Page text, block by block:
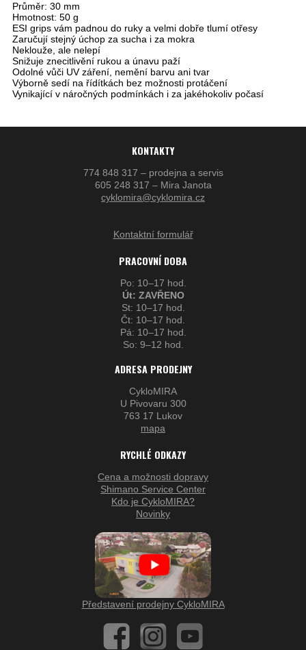
Průměr: 30 mm
Hmotnost: 50 g
ESI grips vám padnou do ruky a velmi dobře tlumí otřesy
Zaručují stejný úchop za sucha i za mokra
Neklouže, ale nelepí
Snižuje znecitlivění rukou a únavu paží
Odolné vůči UV záření, nemění barvu ani tvar
Výborně sedí na řídítkách bez možnosti protáčení
Vynikající v náročných podmínkách i za jakéhokoliv počasí
KONTAKTY
774 848 317 – prodejna a servis
605 248 317 – Mira Janota
cyklomira@cyklomira.cz
Kontaktní formulář
PRACOVNÍ DOBA
Po: 10–17 hod.
Út: ZAVŘENO
St: 10–17 hod.
Čt: 10–17 hod.
Pá: 10–17 hod.
So: 9–12 hod.
ADRESA PRODEJNY
CykloMIRA
U Pivovaru 300
763 17 Lukov
mapa
RYCHLÉ ODKAZY
Cena a možnosti dopravy
Shimano Service Center
Kdo je CykloMIRA?
Novinky
Představení prodejny CykloMIRA